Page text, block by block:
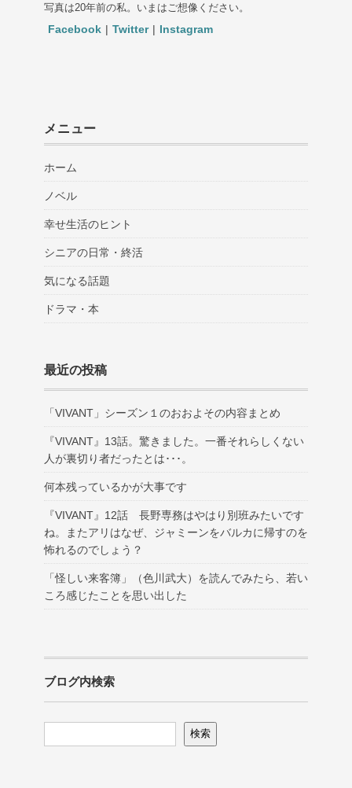
写真は20年前の私。いまはご想像ください。
Facebook | Twitter | Instagram
メニュー
ホーム
ノベル
幸せ生活のヒント
シニアの日常・終活
気になる話題
ドラマ・本
最近の投稿
「VIVANT」シーズン１のおおよその内容まとめ
『VIVANT』13話。驚きました。一番それらしくない
人が裏切り者だったとは･･･。
何本残っているかが大事です
『VIVANT』12話 長野専務はやはり別班みたいです
ね。またアリはなぜ、ジャミーンをバルカに帰すのを
怖れるのでしょう？
「怪しい来客簿」（色川武大）を読んでみたら、若い
ころ感じたことを思い出した
ブログ内検索
検索